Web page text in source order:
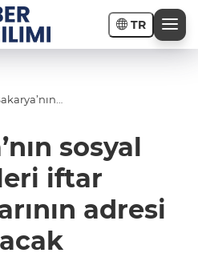
TR
buluşmalarının
olacaksosyal
iftar
adresi